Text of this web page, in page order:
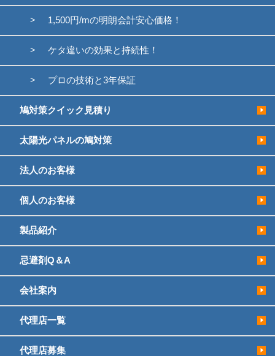
1,500円/mの明朗会計安心価格！
ケタ違いの効果と持続性！
プロの技術と3年保証
鳩対策クイック見積り
太陽光パネルの鳩対策
法人のお客様
個人のお客様
製品紹介
忌避剤Q＆A
会社案内
代理店一覧
代理店募集